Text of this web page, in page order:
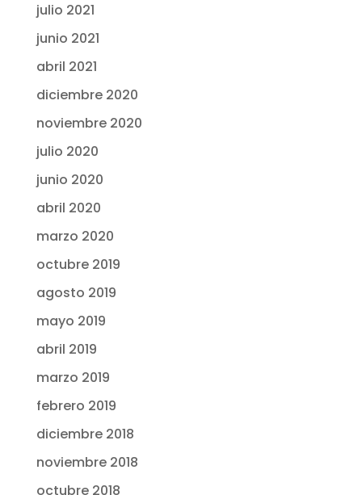
julio 2021
junio 2021
abril 2021
diciembre 2020
noviembre 2020
julio 2020
junio 2020
abril 2020
marzo 2020
octubre 2019
agosto 2019
mayo 2019
abril 2019
marzo 2019
febrero 2019
diciembre 2018
noviembre 2018
octubre 2018